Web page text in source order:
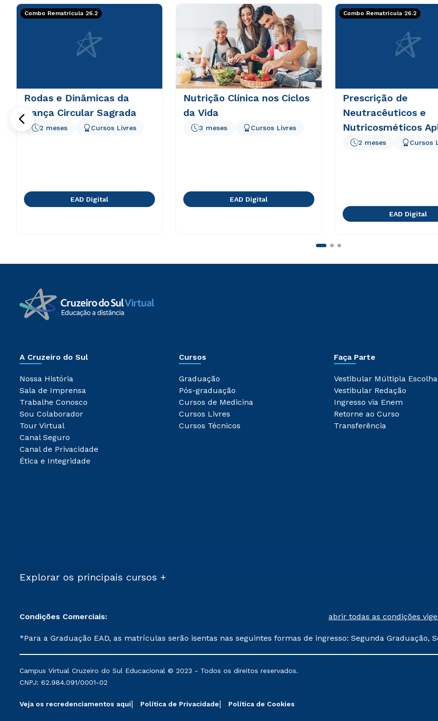
Combo Rematrícula 26.2
Rodas e Dinâmicas da
Dança Circular Sagrada
2 meses Cursos Livres
EAD Digital
Nutrição Clínica nos Ciclos
da Vida
3 meses Cursos Livres
EAD Digital
Combo Rematrícula 26.2
Prescrição de
Neutracêuticos e
Nutricosméticos
à Estética
2 meses Cursos
EAD Digital
A Cruzeiro do Sul
Nossa História
Sala de Imprensa
Trabalhe Conosco
Sou Colaborador
Tour Virtual
Canal Seguro
Canal de Privacidade
Ética e Integridade
Cursos
Graduação
Pós-graduação
Cursos de Medicina
Cursos Livres
Cursos Técnicos
Faça Parte
Vestibular Múltipla Escolha
Vestibular Redação
Ingresso via Enem
Retorne ao Curso
Transferência
Explorar os principais cursos +
Condições Comerciais: abrir todas as condições
*Para a Graduação EAD, as matrículas serão isentas nas seguintes formas de ingresso: Segunda Graduação,
mantidos conforme negociação. Descontos institucionais poderão sofrer alterações nos períodos de
serviços.
Campus Virtual Cruzeiro do Sul Educacional © 2023 - Todos os direitos reservados.
CNPJ: 62.984.091/0001-02
Veja os recredenciamentos aqui Política de Privacidade Política de Cookies
Estou de acordo com a Política de Privacidade.e
autorizo que meus dados sejam utilizados para o
envio de conteúdos da Cruzeiro do Sul.
Estou de acordo com a Política de Privacidade.e
autorizo que meus dados sejam utilizados para o
envio de conteúdos da Cruzeiro do Sul.